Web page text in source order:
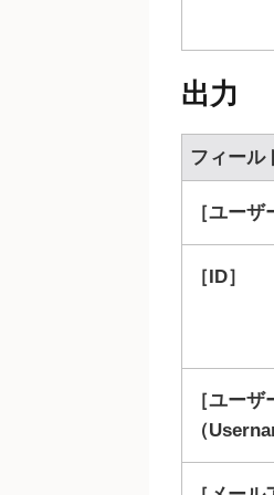
出力
フィール
ユーザ
ID
ユーザ
（